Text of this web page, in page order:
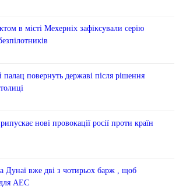
в місті Мехерніх зафіксували серію
повернуть державі після рішення
нові провокації росії проти країн
Дунаї вже дві з чотирьох барж , щоб
АЕС